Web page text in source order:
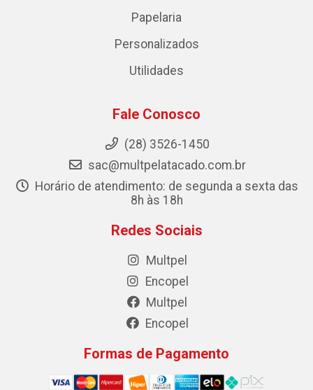
Papelaria
Personalizados
Utilidades
Fale Conosco
(28) 3526-1450
sac@multpelatacado.com.br
Horário de atendimento: de segunda a sexta das
8h às 18h
Redes Sociais
Multpel
Encopel
Multpel
Encopel
Formas de Pagamento